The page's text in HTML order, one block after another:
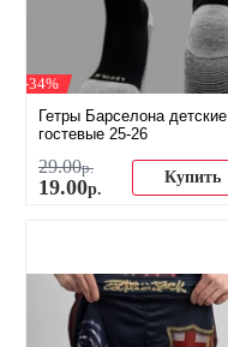
-34%
Гетры Барселона детские
гостевые 25-26
29.00р.
19.00р.
Купить